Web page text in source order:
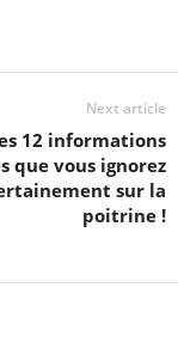
Next article
12 informations
que vous ignorez
sur la
poitrine !